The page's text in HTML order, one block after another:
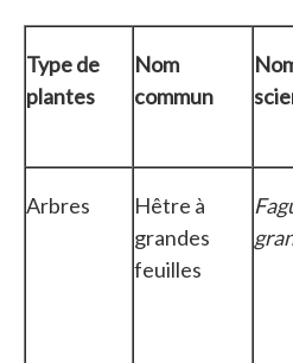
Type de
plantes
Nom
commun
Arbres
Hêtre à
grandes
feuilles